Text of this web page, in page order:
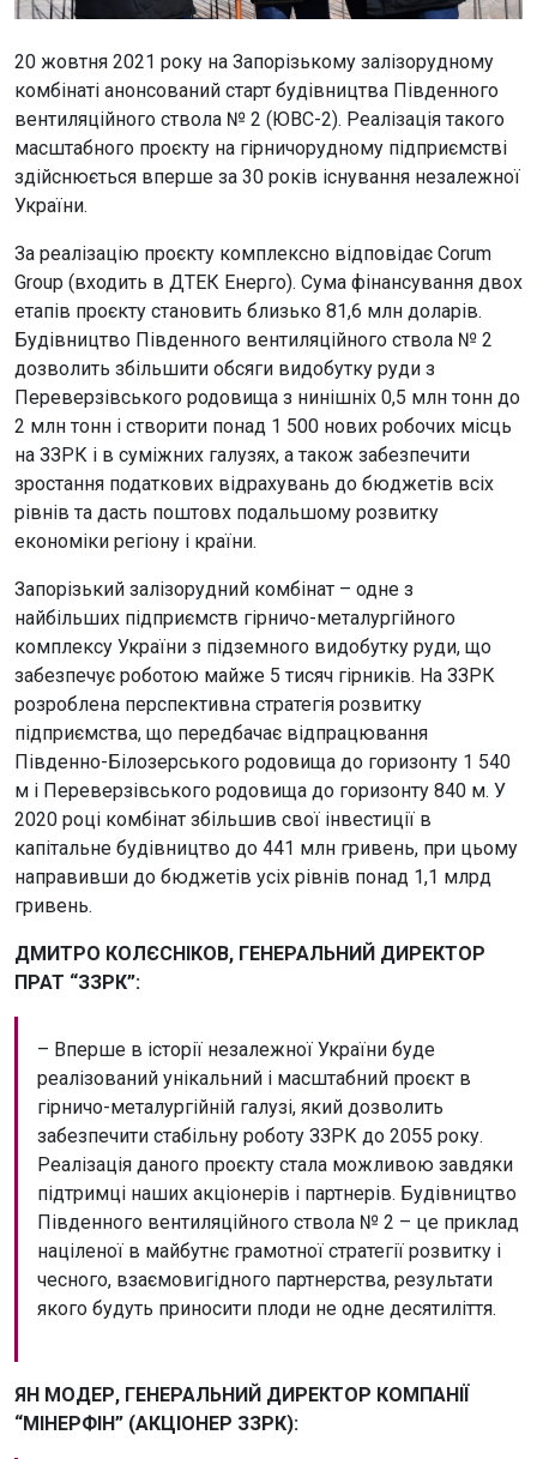
20 жовтня 2021 року на Запорізькому залізорудному
комбінаті анонсований старт будівництва Південного
вентиляційного ствола № 2 (ЮВС-2). Реалізація такого
масштабного проєкту на гірничорудному підприємстві
здійснюється вперше за 30 років існування незалежної
України.
За реалізацію проєкту комплексно відповідає Corum
Group (входить в ДТЕК Енерго). Сума фінансування двох
етапів проєкту становить близько 81,6 млн доларів.
Будівництво Південного вентиляційного ствола № 2
дозволить збільшити обсяги видобутку руди з
Переверзівського родовища з нинішніх 0,5 млн тонн до
2 млн тонн і створити понад 1 500 нових робочих місць
на ЗЗРК і в суміжних галузях, а також забезпечити
зростання податкових відрахувань до бюджетів всіх
рівнів та дасть поштовх подальшому розвитку
економіки регіону і країни.
Запорізький залізорудний комбінат – одне з
найбільших підприємств гірничо-металургійного
комплексу України з підземного видобутку руди, що
забезпечує роботою майже 5 тисяч гірників. На ЗЗРК
розроблена перспективна стратегія розвитку
підприємства, що передбачає відпрацювання
Південно-Білозерського родовища до горизонту 1 540
м і Переверзівського родовища до горизонту 840 м. У
2020 році комбінат збільшив свої інвестиції в
капітальне будівництво до 441 млн гривень, при цьому
направивши до бюджетів усіх рівнів понад 1,1 млрд
гривень.
ДМИТРО КОЛЄСНІКОВ, ГЕНЕРАЛЬНИЙ ДИРЕКТОР
ПРАТ “ЗЗРК”:
– Вперше в історії незалежної України буде
реалізований унікальний і масштабний проєкт в
гірничо-металургійній галузі, який дозволить
забезпечити стабільну роботу ЗЗРК до 2055 року.
Реалізація даного проєкту стала можливою завдяки
підтримці наших акціонерів і партнерів. Будівництво
Південного вентиляційного ствола № 2 – це приклад
націленої в майбутнє грамотної стратегії розвитку і
чесного, взаємовигідного партнерства, результати
якого будуть приносити плоди не одне десятиліття.
ЯН МОДЕР, ГЕНЕРАЛЬНИЙ ДИРЕКТОР КОМПАНІЇ
“МІНЕРФІН” (АКЦІОНЕР ЗЗРК):